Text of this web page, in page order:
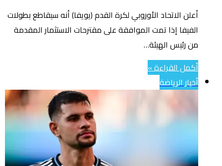
أعلن الاتحاد الأوروبي لكرة القدم (يويفا) أنه سيقاطع بطولات
الفيفا إذا تمت الموافقة على مقترحات الاستثمار المقدمة
من رئيس الهيئة…
أكمل القراءة »
أخبار الرياضة